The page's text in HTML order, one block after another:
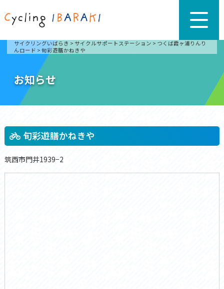
サイクリングいばらき > サイクルサポートステーション > つくば霞ヶ浦りんり
んロード > 旬彩遊膳かねきや
お知らせ
旬彩遊膳かねきや
筑西市門井1939−2